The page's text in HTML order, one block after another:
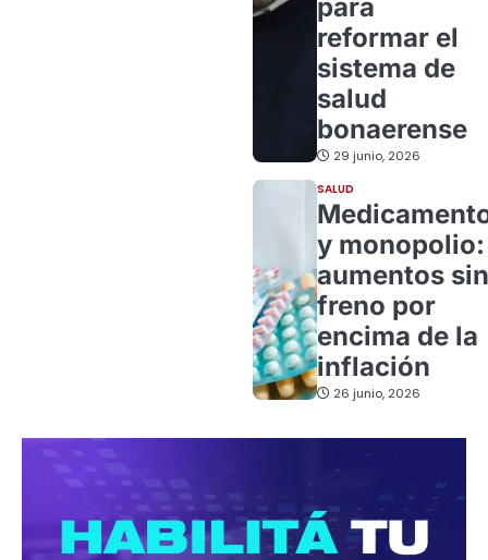
para
reformar el
sistema de
salud
bonaerense
29 junio, 2026
SALUD
y monopolio:
aumentos sin
freno por
encima de la
inflación
26 junio, 2026